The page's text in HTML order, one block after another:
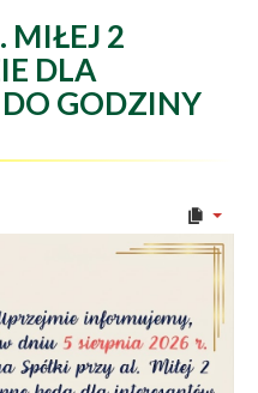
MIŁEJ 2
DLA
GODZINY